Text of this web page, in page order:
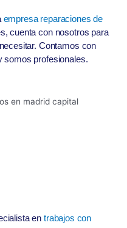
empresa reparaciones de
cuenta con nosotros para
Contamos con
somos profesionales.
en trabajos con